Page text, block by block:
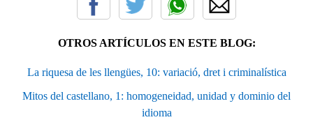
OTROS ARTÍCULOS EN ESTE BLOG:
La riquesa de les llengües, 10: variació, dret i criminalística
Mitos del castellano, 1: homogeneidad, unidad y dominio del
idioma